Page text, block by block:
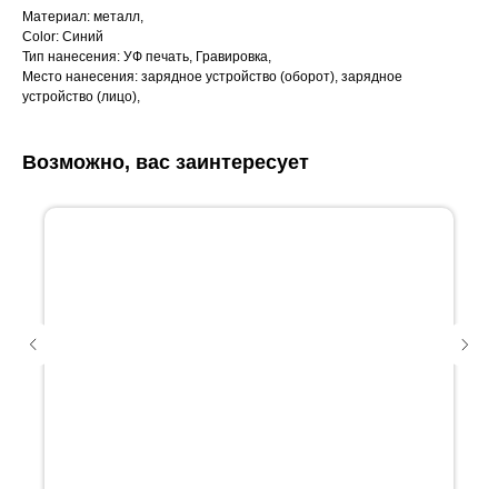
Материал: металл,
Color: Синий
Тип нанесения: УФ печать, Гравировка,
Место нанесения: зарядное устройство (оборот), зарядное
устройство (лицо),
Возможно, вас заинтересует